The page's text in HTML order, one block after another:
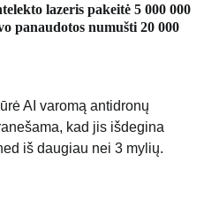
lazeris pakeitė 5 000 000
panaudotos numušti 20 000
AI varomą antidronų
kad jis išdegina
iš daugiau nei 3 mylių.